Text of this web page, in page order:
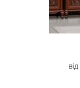
від